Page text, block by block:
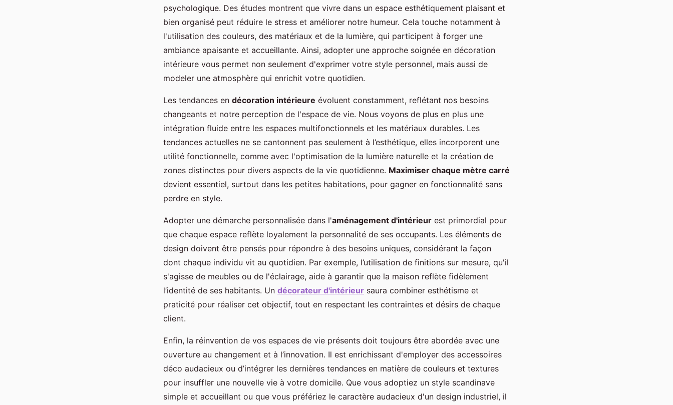
psychologique. Des études montrent que vivre dans un espace esthétiquement plaisant et
bien organisé peut réduire le stress et améliorer notre humeur. Cela touche notamment à
l'utilisation des couleurs, des matériaux et de la lumière, qui participent à forger une
ambiance apaisante et accueillante. Ainsi, adopter une approche soignée en décoration
intérieure vous permet non seulement d'exprimer votre style personnel, mais aussi de
modeler une atmosphère qui enrichit votre quotidien.
Les tendances en décoration intérieure évoluent constamment, reflétant nos besoins
changeants et notre perception de l'espace de vie. Nous voyons de plus en plus une
intégration fluide entre les espaces multifonctionnels et les matériaux durables. Les
tendances actuelles ne se cantonnent pas seulement à l’esthétique, elles incorporent une
utilité fonctionnelle, comme avec l'optimisation de la lumière naturelle et la création de
zones distinctes pour divers aspects de la vie quotidienne. Maximiser chaque mètre carré
devient essentiel, surtout dans les petites habitations, pour gagner en fonctionnalité sans
perdre en style.
Adopter une démarche personnalisée dans l'aménagement d'intérieur est primordial pour
que chaque espace reflète loyalement la personnalité de ses occupants. Les éléments de
design doivent être pensés pour répondre à des besoins uniques, considérant la façon
dont chaque individu vit au quotidien. Par exemple, l’utilisation de finitions sur mesure, qu'il
s'agisse de meubles ou de l'éclairage, aide à garantir que la maison reflète fidèlement
l’identité de ses habitants. Un décorateur d'intérieur saura combiner esthétisme et
praticité pour réaliser cet objectif, tout en respectant les contraintes et désirs de chaque
client.
Enfin, la réinvention de vos espaces de vie présents doit toujours être abordée avec une
ouverture au changement et à l’innovation. Il est enrichissant d'employer des accessoires
déco audacieux ou d’intégrer les dernières tendances en matière de couleurs et textures
pour insuffler une nouvelle vie à votre domicile. Que vous adoptiez un style scandinave
simple et accueillant ou que vous préfériez le caractère audacieux d'un design industriel, il